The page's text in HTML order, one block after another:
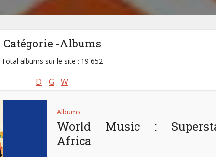
Catégorie -Albums
Total albums sur le site : 19 652
D G W
Albums
World Music :
Africa